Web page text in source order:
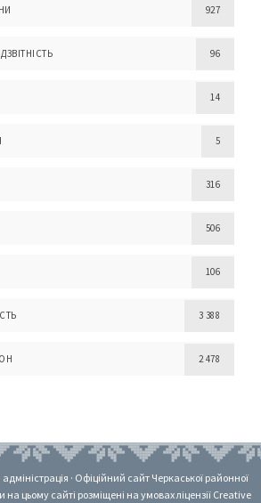
927
96
14
5
316
506
106
3 388
2 478
· Офіційний сайт Черкаської районної
на цьому сайті розміщені на умовах ліцензії Creative